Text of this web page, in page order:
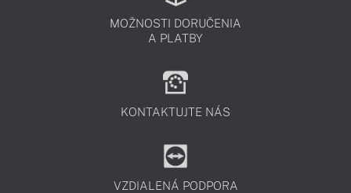
MOŽNOSTI DORUČENIA
A PLATBY
KONTAKTUJTE NÁS
VZDIALENÁ PODPORA